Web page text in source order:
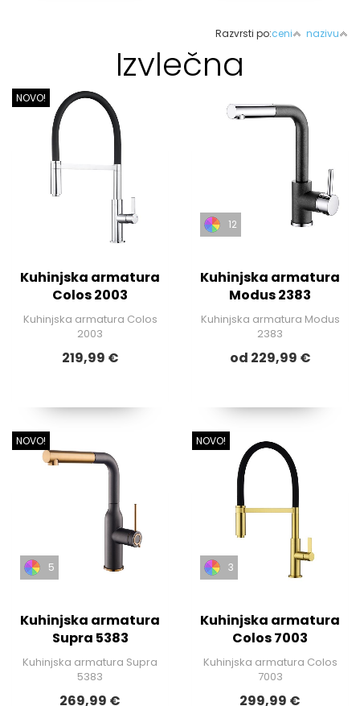
Razvrsti po:ceni nazivu
Izvlečna
NOVO!
Kuhinjska armatura
Colos 2003
Kuhinjska armatura Colos
2003
219,99 €
12
Kuhinjska armatura
Modus 2383
Kuhinjska armatura Modus
2383
od 229,99 €
NOVO!
5
Kuhinjska armatura
Supra 5383
Kuhinjska armatura Supra
5383
269,99 €
NOVO!
3
Kuhinjska armatura
Colos 7003
Kuhinjska armatura Colos
7003
299,99 €